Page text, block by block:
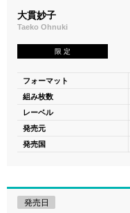
大貫妙子
Taeko Ohnuki
限 定
フォーマット
組み枚数
レーベル
発売元
発売国
発売日